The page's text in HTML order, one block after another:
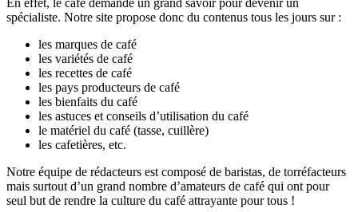
spécialiste. Notre site propose donc du contenus tous les jours sur :
les marques de café
les variétés de café
les recettes de café
les pays producteurs de café
les bienfaits du café
les astuces et conseils d’utilisation du café
le matériel du café (tasse, cuillère)
les cafetières, etc.
Notre équipe de rédacteurs est composé de baristas, de torréfacteurs
mais surtout d’un grand nombre d’amateurs de café qui ont pour
seul but de rendre la culture du café attrayante pour tous !